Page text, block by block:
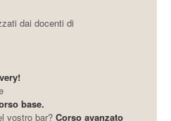
dai docenti di
base.
vostro bar?Corso avanzato